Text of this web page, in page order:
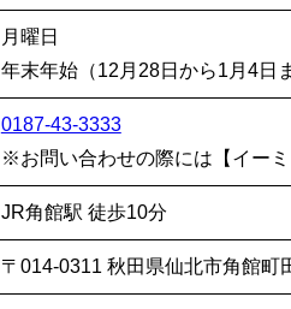
月曜日
年末年始（12月28日から1月4日
0187-43-3333
※お問い合わせの際には【イー
JR角館駅 徒歩10分
〒014-0311 秋田県仙北市角館町